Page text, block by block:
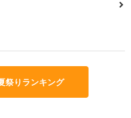
祭りランキング